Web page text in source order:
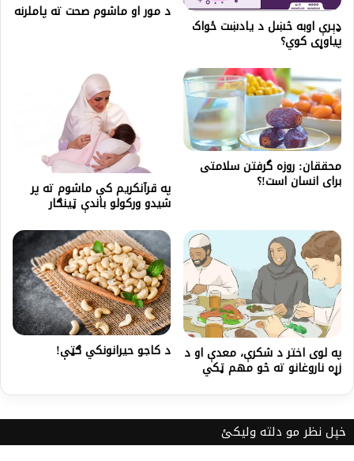
ډېرې اوبه څښل د يادښت ځواک
پياوړی کوي؟
د مور او ماشوم صحت ته پاملرنه
محققان: روزه گرفتن سلامتی
برای انسان است!؟ په قرآنکریم کې ماشوم ته پر
شیدو ورکولو باندې ټینګار
په لوی اختر د شکرې، معدې او د
زړه ناروغانو ته څو مهم ټکي
د کاجو حیرانونکي ګټې!
خپل نظر مو دلته ولیکئ